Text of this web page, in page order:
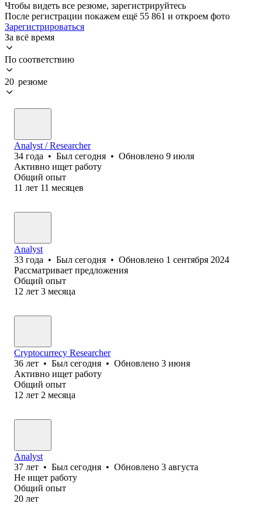
Чтобы видеть все резюме, зарегистрируйтесь
После регистрации покажем ещё 55 861 и откроем фото
Зарегистрироваться
За всё время
По соответствию
20 резюме
Analyst / Researcher
34 года • Был сегодня • Обновлено 9 июля
Активно ищет работу
Общий опыт
11 лет 11 месяцев
Analyst
33 года • Был сегодня • Обновлено 1 сентября 2024
Рассматривает предложения
Общий опыт
12 лет 3 месяца
Cryptocurrecy Researcher
36 лет • Был сегодня • Обновлено 3 июня
Активно ищет работу
Общий опыт
12 лет 2 месяца
Analyst
37 лет • Был сегодня • Обновлено 3 августа
Не ищет работу
Общий опыт
20 лет